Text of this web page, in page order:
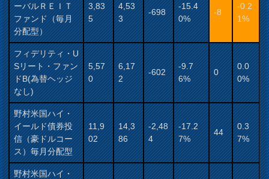
ーバルＲＥＩＴ
ファンド（毎月
分配型）
3,83
5
4,53
3
-698
-15.4
0%
-8
-0.2
1%
フィデリティ・U
Sリート・ファン
ドB(為替ヘッジ
なし)
5,57
0
6,17
2
-602
-9.7
6%
0
0.0
0%
野村米国ハイ・
イールド債券投
信（豪ドルコー
ス）毎月分配型
11,9
02
14,3
86
-2,48
4
-17.2
7%
44
0.3
7%
野村米国ハイ・